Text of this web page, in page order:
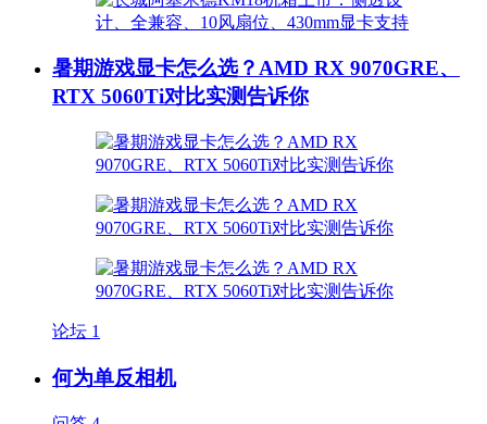
暑期游戏显卡怎么选？AMD RX 9070GRE、
RTX 5060Ti对比实测告诉你
论坛 1
何为单反相机